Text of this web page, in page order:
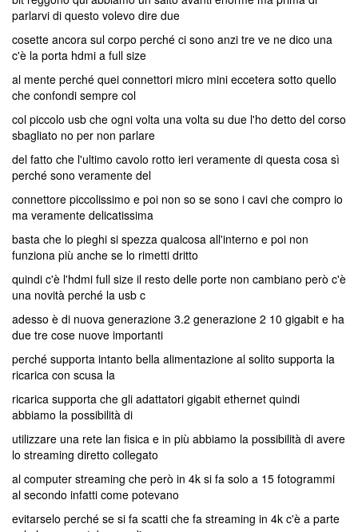
parlarvi di questo volevo dire due
cosette ancora sul corpo perché ci sono anzi tre ve ne dico una
c'è la porta hdmi a full size
al mente perché quei connettori micro mini eccetera sotto quello
che confondi sempre col
col piccolo usb che ogni volta una volta su due l'ho detto del corso
sbagliato no per non parlare
del fatto che l'ultimo cavolo rotto ieri veramente di questa cosa sì
perché sono veramente del
connettore piccolissimo e poi non so se sono i cavi che compro io
ma veramente delicatissima
basta che lo pieghi si spezza qualcosa all'interno e poi non
funziona più anche se lo rimetti dritto
quindi c'è l'hdmi full size il resto delle porte non cambiano però c'è
una novità perché la usb c
adesso è di nuova generazione 3.2 generazione 2 10 gigabit e ha
due tre cose nuove importanti
perché supporta intanto bella alimentazione al solito supporta la
ricarica con scusa la
ricarica supporta che gli adattatori gigabit ethernet quindi
abbiamo la possibilità di
utilizzare una rete lan fisica e in più abbiamo la possibilità di avere
lo streaming diretto collegato
al computer streaming che però in 4k si fa solo a 15 fotogrammi
al secondo infatti come potevano
evitarselo perché se si fa scatti che fa streaming in 4k c'è a parte